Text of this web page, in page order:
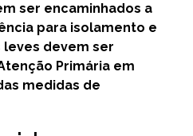
ser encaminhados a
para isolamento e
devem ser
Primária em
medidas de